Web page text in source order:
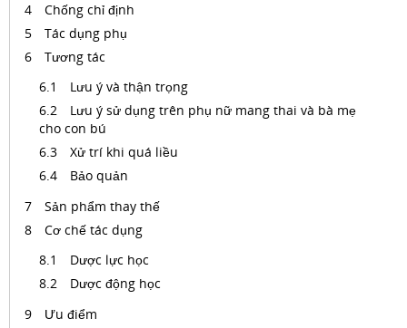
Chống chỉ định
Tác dụng phụ
Tương tác
Lưu ý và thận trọng
Lưu ý sử dụng trên phụ nữ mang thai và bà mẹ
cho con bú
Xử trí khi quá liều
Bảo quản
Sản phẩm thay thế
Cơ chế tác dụng
Dược lực học
Dược động học
Ưu điểm